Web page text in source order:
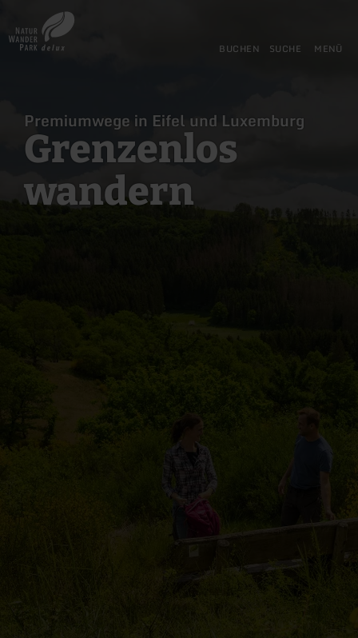
zur
Startseite
BUCHEN SUCHE MENÜ
Premiumwege in Eifel und Luxemburg
Grenzenlos
wandern